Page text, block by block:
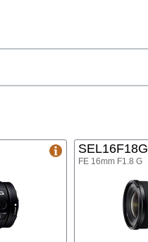
SEL16F18G
FE 16mm F1.8 G